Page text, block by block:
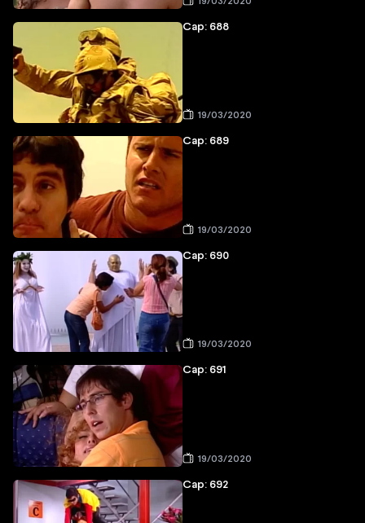
Cap: 688
19/03/2020
Cap: 689
19/03/2020
Cap: 690
19/03/2020
Cap: 691
19/03/2020
Cap: 692